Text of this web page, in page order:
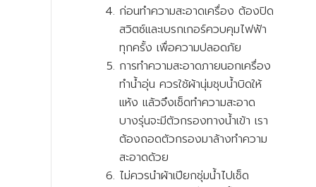
ก่อนทำความสะอาดเครื่อง ต้องปิด
สวิตซ์และเบรกเกอร์ควบคุมไฟฟ้า
ทุกครั้ง เพื่อความปลอดภัย
การทำความสะอาดภายนอกเครื่อง
ทำน้ำอุ่น ควรใช้ผ้านุ่มชุบน้ำบิดให้
แห้ง แล้วจึงเช็ดทำความสะอาด
บางรุ่นจะมีตัวกรองทางน้ำเข้า เรา
ต้องถอดตัวกรองมาล้างทำความ
สะอาดด้วย
ไม่ควรนำผ้าเปียกชุ่มน้ำไปเช็ด